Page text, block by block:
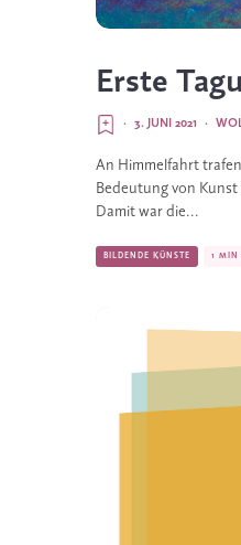
Erste
·
3. JUNI 2021
·
An Himmelfahrt
Bedeutung von
Damit war die...
BILDENDE KÜNSTE 1 MIN